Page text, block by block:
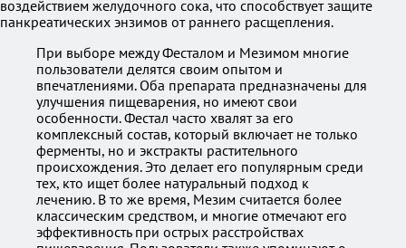
воздействием желудочного сока, что способствует защите
панкреатических энзимов от раннего расщепления.
При выборе между Фесталом и Мезимом многие
пользователи делятся своим опытом и
впечатлениями. Оба препарата предназначены для
улучшения пищеварения, но имеют свои
особенности. Фестал часто хвалят за его
комплексный состав, который включает не только
ферменты, но и экстракты растительного
происхождения. Это делает его популярным среди
тех, кто ищет более натуральный подход к
лечению. В то же время, Мезим считается более
классическим средством, и многие отмечают его
эффективность при острых расстройствах